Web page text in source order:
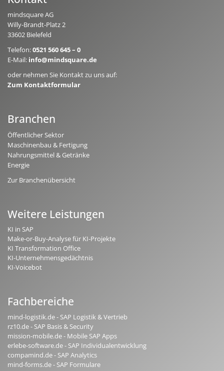
mindsquare AG
Willy-Brandt-Platz 2
33602 Bielefeld
Telefon:0521 560 645 – 0
E-Mail: info@mindsquare.de
oder nehmen Sie Kontakt zu uns auf:
Zum Kontaktformular
Branchen
Öffentlicher Sektor
Maschinenbau & Fertigung
Nahrungsmittel & Getränke
Energie
Zur Branchenübersicht
Weitere Leistungen
KI in SAP
Make-or-Buy-Analyse für KI-Projekte
KI Transformation Office
KI-Unternehmensgedächtnis
KI-Voicebot
Fachbereiche
mind-logistik.de - SAP Logistik & Vertrieb
rz10.de - SAP Basis & Security
mission-mobile.de - Mobile SAP Apps
erlebe-software.de - SAP Individualentwicklung
compamind.de - SAP Analytics
mind-forms.de - SAP Formulare